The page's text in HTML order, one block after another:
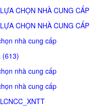
CHỌN NHÀ CUNG CẤP
CHỌN NHÀ CUNG CẤP
nhà cung cấp
(613)
nhà cung cấp
nhà cung cấp